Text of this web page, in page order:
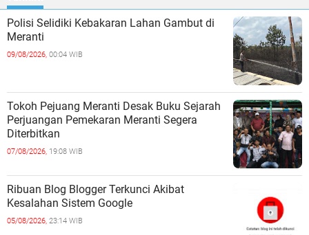
Polisi Selidiki Kebakaran Lahan Gambut di
Meranti
09/08/2026, 00:04 WIB
Tokoh Pejuang Meranti Desak Buku Sejarah
Perjuangan Pemekaran Meranti Segera
Diterbitkan
07/08/2026, 19:08 WIB
Ribuan Blog Blogger Terkunci Akibat
Kesalahan Sistem Google
05/08/2026, 23:14 WIB